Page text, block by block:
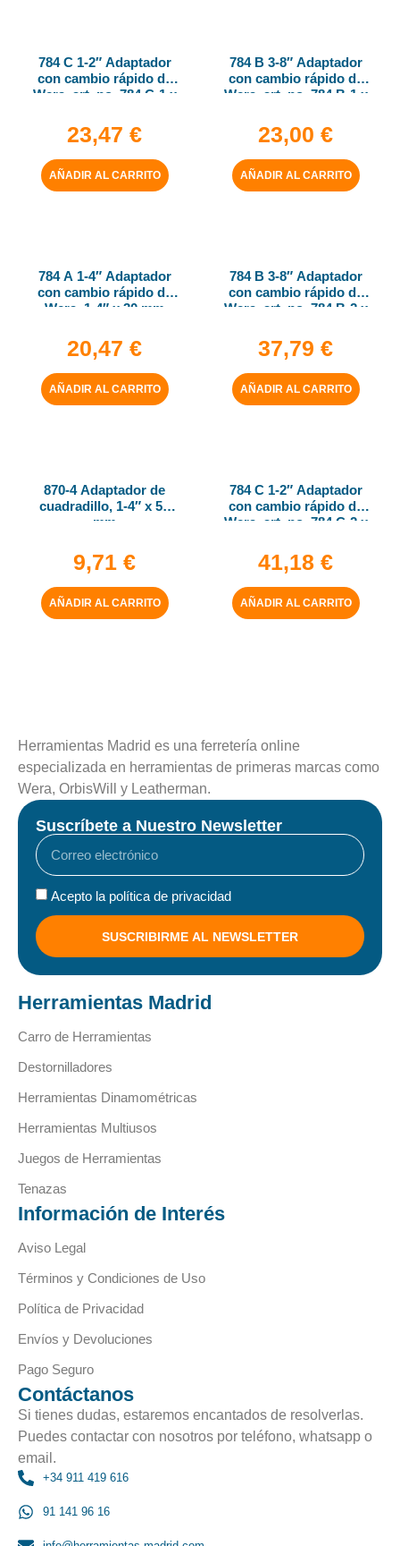
784 C 1-2″ Adaptador
con cambio rápido de
Wera, art. no. 784 C-1 x
23,47 €
AÑADIR AL CARRITO
784 B 3-8″ Adaptador
con cambio rápido de
Wera, art. no. 784 B-1 x
23,00 €
AÑADIR AL CARRITO
784 A 1-4″ Adaptador
con cambio rápido de
Wera, 1-4″ x 30 mm
20,47 €
AÑADIR AL CARRITO
784 B 3-8″ Adaptador
con cambio rápido de
Wera, art. no. 784 B-2 x
37,79 €
AÑADIR AL CARRITO
870-4 Adaptador de
cuadradillo, 1-4″ x 50
mm
9,71 €
AÑADIR AL CARRITO
784 C 1-2″ Adaptador
con cambio rápido de
Wera, art. no. 784 C-2 x
41,18 €
AÑADIR AL CARRITO
Herramientas Madrid es una ferretería online
especializada en herramientas de primeras marcas como
Wera, OrbisWill y Leatherman.
Suscríbete a Nuestro Newsletter
Acepto la política de privacidad
SUSCRIBIRME AL NEWSLETTER
Herramientas Madrid
Carro de Herramientas
Destornilladores
Herramientas Dinamométricas
Herramientas Multiusos
Juegos de Herramientas
Tenazas
Información de Interés
Aviso Legal
Términos y Condiciones de Uso
Política de Privacidad
Envíos y Devoluciones
Pago Seguro
Contáctanos
Si tienes dudas, estaremos encantados de resolverlas.
Puedes contactar con nosotros por teléfono, whatsapp o
email.
+34 911 419 616
91 141 96 16